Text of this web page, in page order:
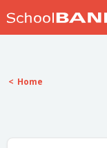
Home